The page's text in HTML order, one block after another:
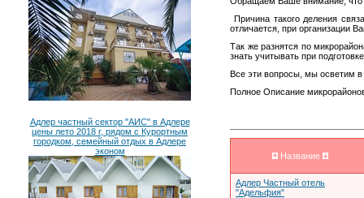
Адлер частный сектор "АИС" в Адлере
цены лето 2018 г, рядом с Курортным
городком, семейный отдых в Адлере
эконом
Причина такого деления
отличается, при организации
Так же разнятся по
знать учитывать при
Все эти вопросы, мы осветим
Полное Описание
Название
Адлер Частный отель
"Адельфия"